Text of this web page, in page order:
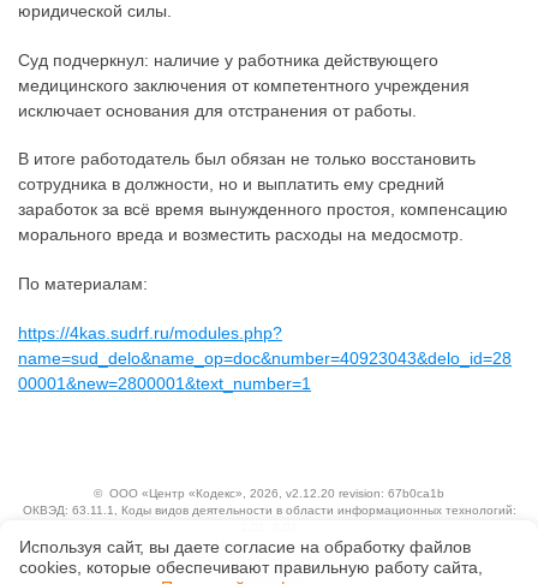
юридической силы.
Суд подчеркнул: наличие у работника действующего
медицинского заключения от компетентного учреждения
исключает основания для отстранения от работы.
В итоге работодатель был обязан не только восстановить
сотрудника в должности, но и выплатить ему средний
заработок за всё время вынужденного простоя, компенсацию
морального вреда и возместить расходы на медосмотр.
По материалам:
https://4kas.sudrf.ru/modules.php?
name=sud_delo&name_op=doc&number=40923043&delo_id=28
00001&new=2800001&text_number=1
© ООО «Центр «Кодекс», 2026, v2.12.20 revision: 67b0ca1b
ОКВЭД: 63.11.1, Коды видов деятельности в области информационных технологий:
Ценовая политика
Используя сайт, вы даете согласие на обработку файлов
сооkiеs, которые обеспечивают правильную работу сайта,